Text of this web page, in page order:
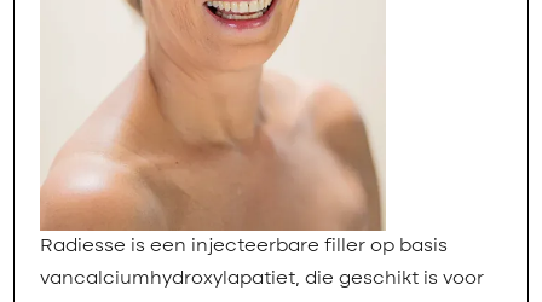
Radiesse is een injecteerbare filler op basis
vancalciumhydroxylapatiet, die geschikt is voor